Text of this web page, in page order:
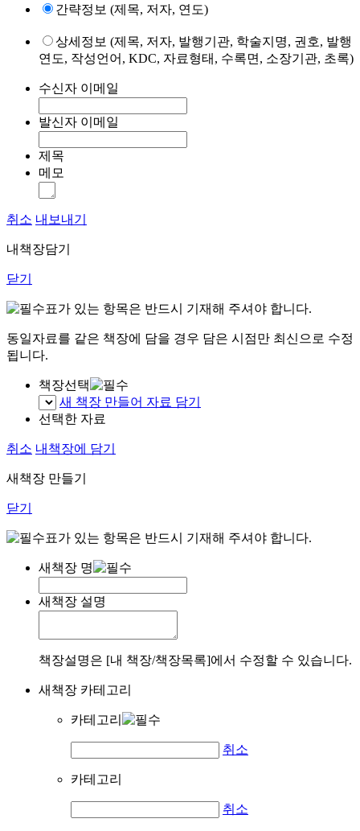
간략정보 (제목, 저자, 연도)
상세정보 (제목, 저자, 발행기관, 학술지명, 권호, 발행
연도, 작성언어, KDC, 자료형태, 수록면, 소장기관, 초록)
수신자 이메일
발신자 이메일
제목
메모
취소 내보내기
내책장담기
닫기
표가 있는 항목은 반드시 기재해 주셔야 합니다.
동일자료를 같은 책장에 담을 경우 담은 시점만 최신으로 수정
됩니다.
책장선택
새 책장 만들어 자료 담기
선택한 자료
취소 내책장에 담기
새책장 만들기
닫기
표가 있는 항목은 반드시 기재해 주셔야 합니다.
새책장 명
새책장 설명
책장설명은 [내 책장/책장목록]에서 수정할 수 있습니다.
새책장 카테고리
카테고리
취소
카테고리
취소